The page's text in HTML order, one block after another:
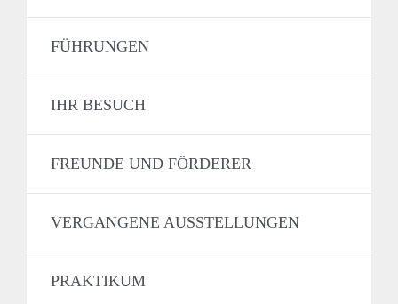
FÜHRUNGEN
IHR BESUCH
FREUNDE UND FÖRDERER
VERGANGENE AUSSTELLUNGEN
PRAKTIKUM